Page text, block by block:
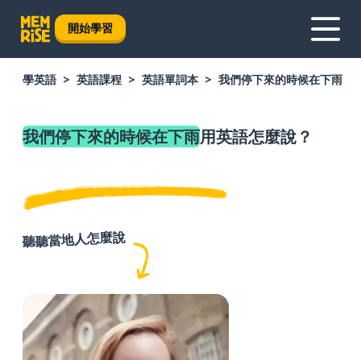
開始學習
學英語 英語課程 英語單詞本 我們停下來的時候在下雨
我們停下來的時候在下雨用英語怎麼說？
聽聽當地人怎麼說